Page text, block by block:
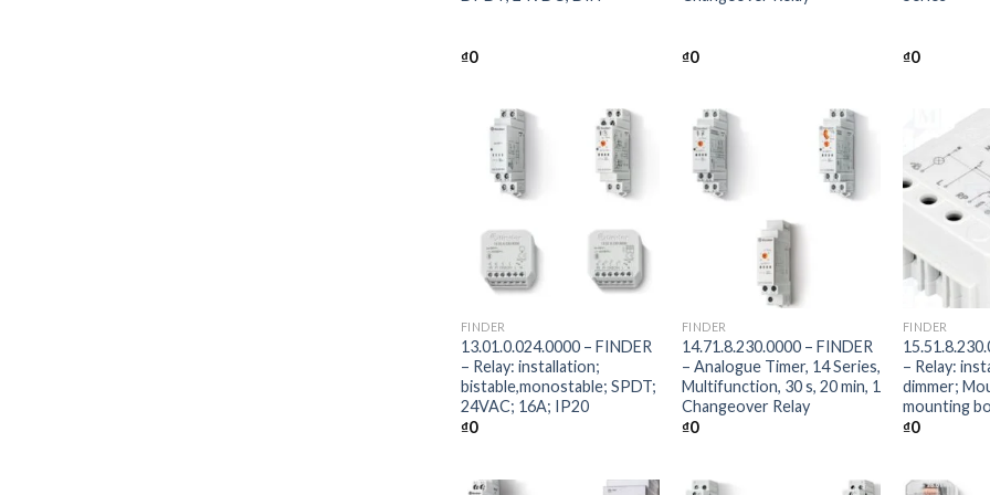
₫0 ₫0 ₫0
+
FINDER
13.01.0.024.0000 – FINDER
– Relay: installation;
bistable,monostable; SPDT;
24VAC; 16A; IP20
₫0
FINDER
14.71.8.230.0000 – FINDER
– Analogue Timer, 14 Series,
Multifunction, 30 s, 20 min, 1
Changeover Relay
₫0
FINDER
– Relay:
dimmer;
mounting
₫0